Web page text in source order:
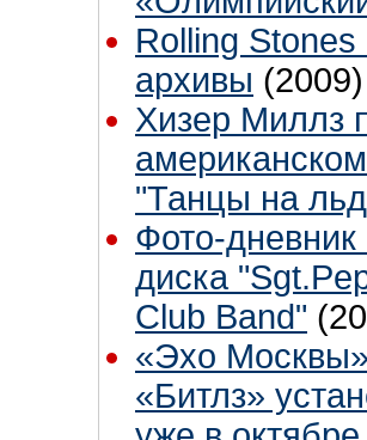
Rolling
архивы (2009)
Хизер Миллз
"Танцы на
Фото-
диска
Club Band"
«Эхо
«Битлз»